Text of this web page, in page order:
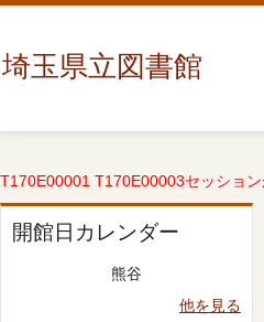
埼玉県立図書館
T170E00001 T170E00003セッショ
開館日カレンダー
熊谷
他を見る